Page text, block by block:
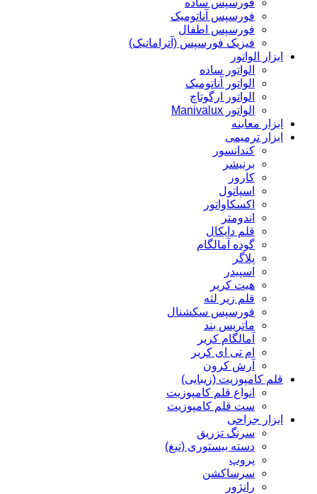
فورسپس ساده
فورسپس آناتومیک
فورسپس اطفال
فیزیک فورسپس (آتراماتیک)
ابزار الواتور
الواتور ساده
الواتور آناتومیک
الواتور ارگوتاچ
الواتور Manivalux
ابزار معاینه
ابزار ترمیمی
کندانسور
برنیشر
کارور
اسپاتول
اکسکاواتور
اندومتر
قلم دایکال
گوده آمالگام
پلاگر
اسپیدر
هیت کریر
قلم زیر لثه
فورسپس سکشنال
ماتریس بند
آمالگام کریر
ام تی ای کریر
آرش کرون
قلم کامپوزیت (زیبایی)
انواع قلم کامپوزیت
ست قلم کامپوزیت
ابزار جراحی
سرنگ تزریق
دسته بیستوری (تیغ)
پروپ
سرساکشن
رانژور